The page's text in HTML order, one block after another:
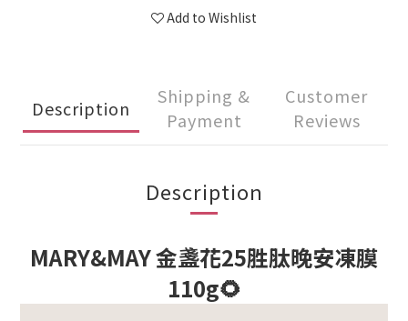
Add to Wishlist
Description
Shipping &
Payment
Customer
Reviews
Description
MARY&MAY 金盞花25胜肽晚安凍膜
110g🌻